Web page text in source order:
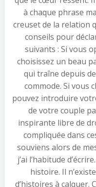
à chaque phrase
creuset de la relation
conseils pour
suivants : Si vous
choisissez un beau
qui traîne depuis
commode. Si vous
pouvez introduire
de votre couple
inspirante libre de
compliquée dans
souviens alors de
j’ai l’habitude
histoire. Il
d’histoires à calquer.